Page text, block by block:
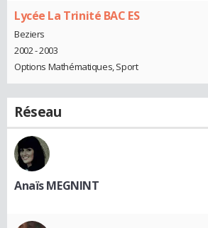
Lycée La Trinité BAC ES
Beziers
2002 - 2003
Options Mathématiques, Sport
Réseau
Anaïs MEGNINT